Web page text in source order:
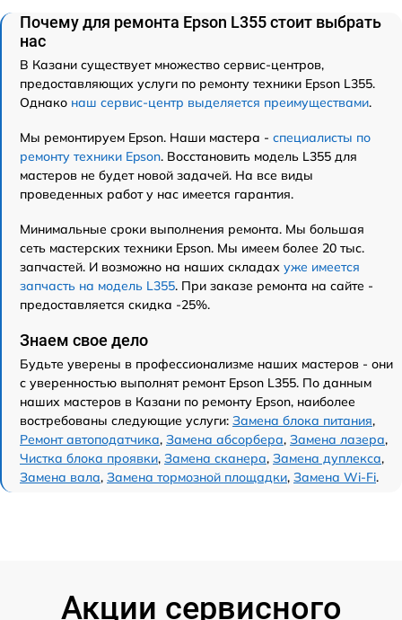
Почему для ремонта Epson L355 стоит выбрать
нас
В Казани существует множество сервис-центров,
предоставляющих услуги по ремонту техники Epson L355.
Однако наш сервис-центр выделяется преимуществами.
Мы ремонтируем Epson. Наши мастера - специалисты по
ремонту техники Epson. Восстановить модель L355 для
мастеров не будет новой задачей. На все виды
проведенных работ у нас имеется гарантия.
Минимальные сроки выполнения ремонта. Мы большая
сеть мастерских техники Epson. Мы имеем более 20 тыс.
запчастей. И возможно на наших складах уже имеется
запчасть на модель L355. При заказе ремонта на сайте -
предоставляется скидка -25%.
Знаем свое дело
Будьте уверены в профессионализме наших мастеров - они
с уверенностью выполнят ремонт Epson L355. По данным
наших мастеров в Казани по ремонту Epson, наиболее
востребованы следующие услуги: Замена блока питания,
Ремонт автоподатчика, Замена абсорбера, Замена лазера,
Чистка блока проявки, Замена сканера, Замена дуплекса,
Замена вала, Замена тормозной площадки, Замена Wi-Fi.
Акции сервисного